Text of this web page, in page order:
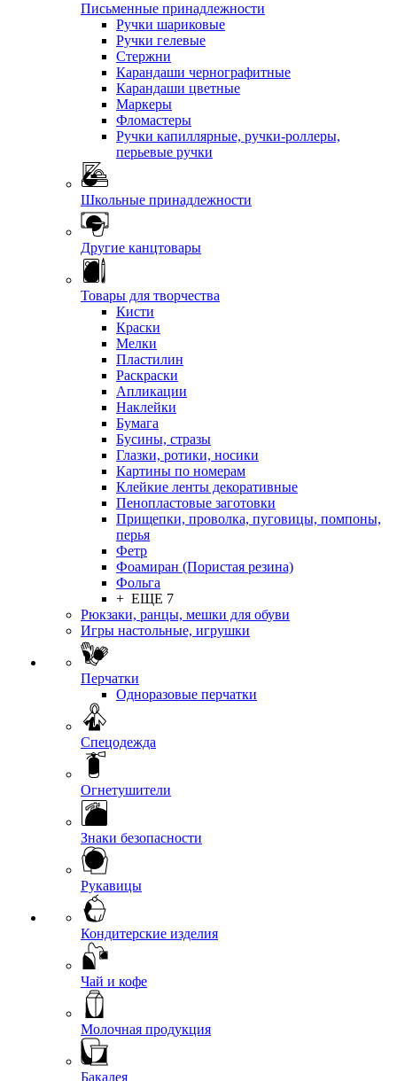
Письменные принадлежности
Ручки шариковые
Ручки гелевые
Стержни
Карандаши чернографитные
Карандаши цветные
Маркеры
Фломастеры
Ручки капиллярные, ручки-роллеры,
перьевые ручки
Школьные принадлежности
Другие канцтовары
Товары для творчества
Кисти
Краски
Мелки
Пластилин
Раскраски
Апликации
Наклейки
Бумага
Бусины, стразы
Глазки, ротики, носики
Картины по номерам
Клейкие ленты декоративные
Пенопластовые заготовки
Прищепки, проволка, пуговицы, помпоны,
перья
Фетр
Фоамиран (Пористая резина)
Фольга
+ ЕЩЕ 7
Рюкзаки, ранцы, мешки для обуви
Игры настольные, игрушки
Перчатки
Одноразовые перчатки
Спецодежда
Огнетушители
Знаки безопасности
Рукавицы
Кондитерские изделия
Чай и кофе
Молочная продукция
Бакалея